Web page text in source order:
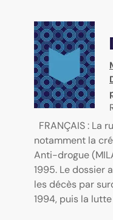
FRANÇAIS : La
notamment la
Anti-drogue
1995. Le dossier
les décès par
1994, puis la lutte